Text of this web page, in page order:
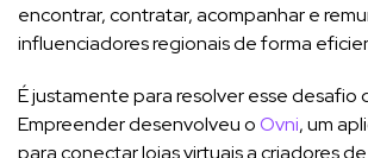
encontrar, contratar, acompanhar e
influenciadores regionais de forma
É justamente para resolver esse desafio
Empreender desenvolveu oOvni, um
para conectar lojas virtuais a criadores